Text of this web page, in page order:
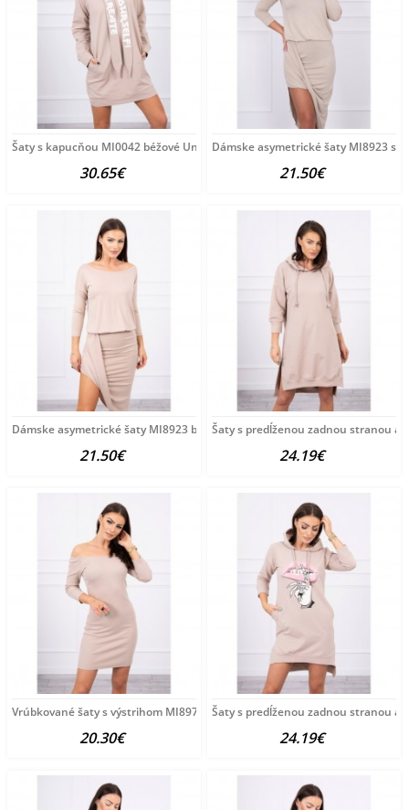
Šaty s kapucňou MI0042 béžové Univerzálna Béžová
30.65€
Dámske asymetrické šaty MI8923
21.50€
Dámske asymetrické šaty MI8923 béžové Univerzálna
21.50€
Šaty s predĺženou zadnou stranou a
24.19€
Vrúbkované šaty s výstrihom MI8974 béžové Univerzálna
20.30€
Šaty s predĺženou zadnou stranou a
24.19€